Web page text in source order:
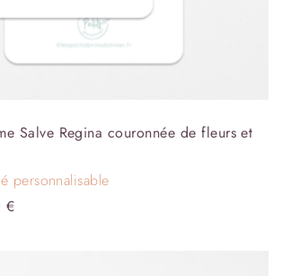
Salve Regina couronnée de fleurs et
personnalisable
€